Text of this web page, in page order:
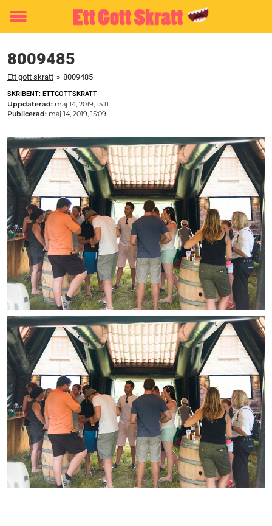
Toggle
8009485
Ett gott skratt » 8009485
SKRIBENT: ETTGOTTSKRATT
Uppdaterad: maj 14, 2019, 15:11
Publicerad: maj 14, 2019, 15:09